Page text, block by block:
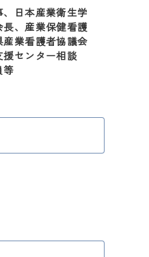
日本産業衛生学
、産業保健看護
業看護者協議会
センター相談
等